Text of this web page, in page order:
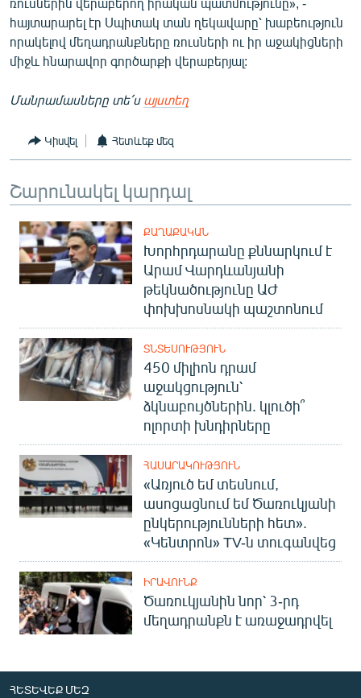
հայտարարել էր Սպիտակ տան ղեկավարը՝ խաբեություն
որակելով մեղադրանքները ռուսների ու իր աջակիցների
միջև հնարավոր գործարքի վերաբերյալ:
Մանրամասները տե՛ս այստեղ
Կիսվել Հետևեք մեզ
Շարունակել կարդալ
ՔԱՂԱՔԱԿԱՆ
Խորհրդարանը քննարկում է
Արամ Վարդևանյանի
թեկնածությունը ԱԺ
փոխխոսնակի պաշտոնում
ՏՆՏԵՍՈՒԹՅՈՒՆ
450 միլիոն դրամ
աջակցություն՝
ձկնաբույծներին. կլուծի՞
ոլորտի խնդիրները
ՀԱՍԱՐԱԿՈՒԹՅՈՒՆ
«Առյուծ եմ տեսնում,
ասոցացնում եմ Ծառուկյանի
ընկերությունների հետ».
«Կենտրոն» TV-ն տուգանվեց
ԻՐԱՎՈՒՆՔ
Ծառուկյանին նոր՝ 3-րդ
մեղադրանքն է առաջադրվել
ՀԵՏԵՎԵՔ ՄԵԶ